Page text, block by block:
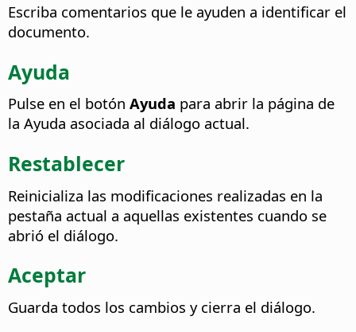
Escriba comentarios que le ayuden a identificar el
documento.
Ayuda
Pulse en el botón Ayuda para abrir la página de
la Ayuda asociada al diálogo actual.
Restablecer
Reinicializa las modificaciones realizadas en la
pestaña actual a aquellas existentes cuando se
abrió el diálogo.
Aceptar
Guarda todos los cambios y cierra el diálogo.